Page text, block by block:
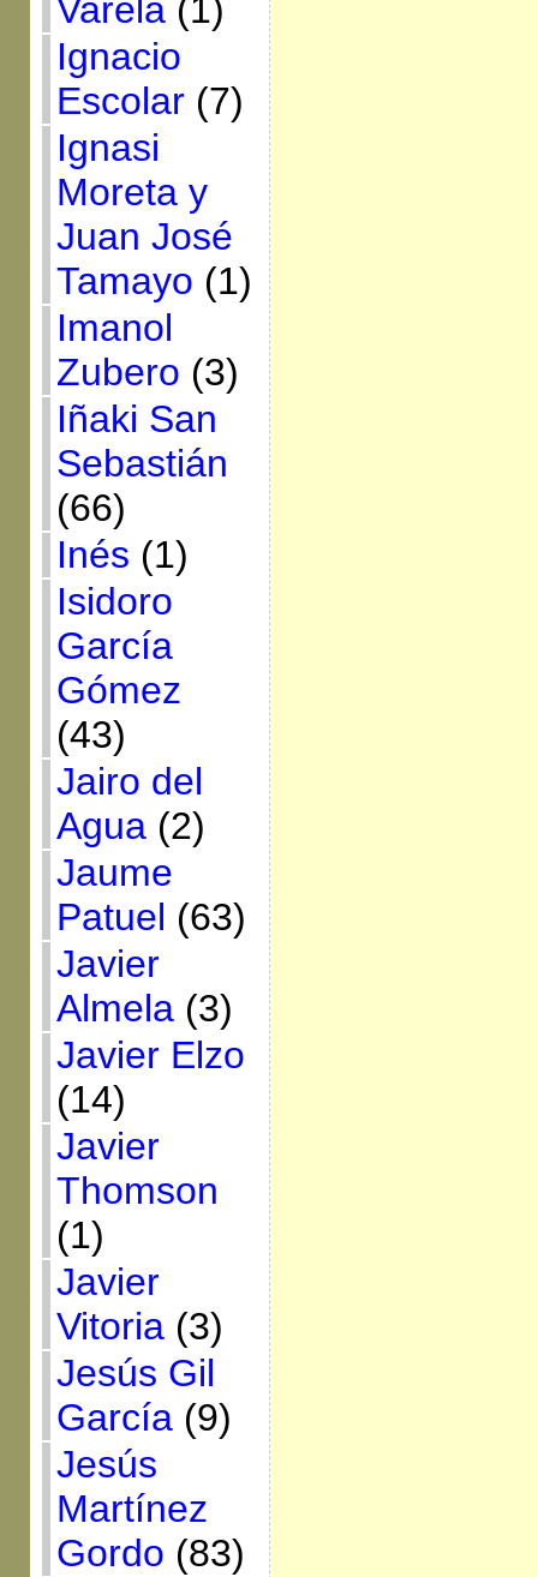
Varela(1)
Ignacio
Escolar(7)
Ignasi
Moreta y
Juan José
Tamayo (1)
Imanol
Zubero (3)
Iñaki San
Sebastián
(66)
Inés (1)
Isidoro
García
Gómez
(43)
Jairo del
Agua(2)
Jaume
Patuel (63)
Javier
Almela(3)
Javier Elzo
(14)
Javier
Thomson
(1)
Javier
Vitoria(3)
Jesús Gil
García(9)
Jesús
Martínez
Gordo (83)